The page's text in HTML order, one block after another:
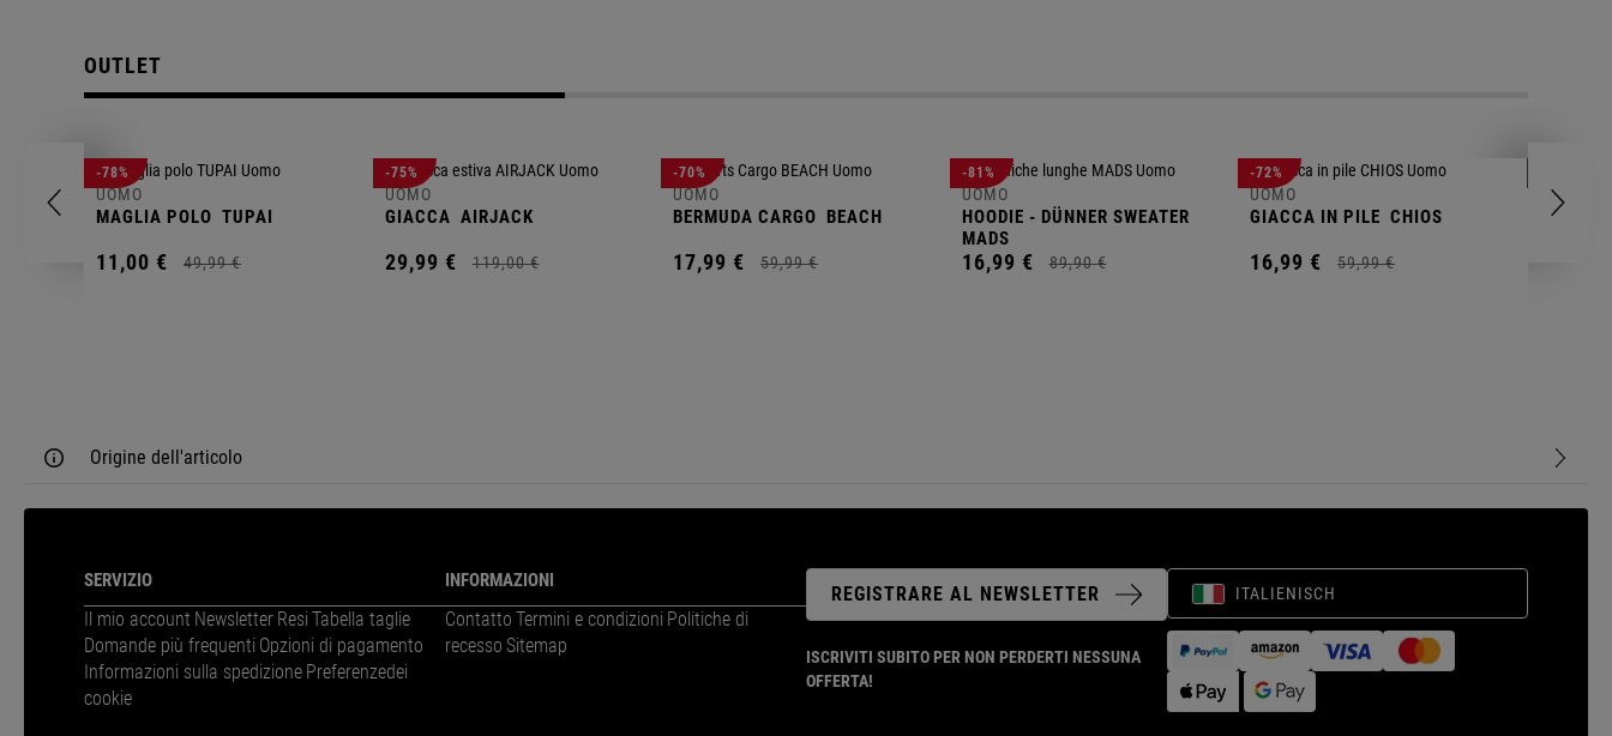
OUTLET
-78%
UOMO
MAGLIA POLO TUPAI
11,00 € 49,99 €
-75%
UOMO
GIACCA AIRJACK
29,99 € 119,00 €
-70%
UOMO
BERMUDA CARGO BEACH
17,99 € 59,99 €
-81%
UOMO
HOODIE - DÜNNER SWEATER
MADS
16,99 € 89,90 €
-72%
UOMO
GIACCA IN PILE CHIOS
16,99 € 59,99 €
UOMO
FELPA
Origine dell'articolo
SERVIZIO
Il mio account Newsletter Resi Tabella taglie
Domande più frequenti Opzioni di pagamento
Informazioni sulla spedizione Preferenzedei
cookie
INFORMAZIONI
Contatto Termini e condizioni Politiche di
recesso Sitemap
REGISTRARE AL NEWSLETTER
ISCRIVITI SUBITO PER NON PERDERTI NESSUNA
OFFERTA!
ITALIENISCH